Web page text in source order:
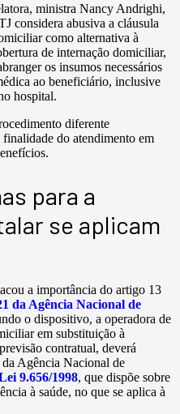
ministra Nancy Andrighi,
considera abusiva a cláusula
como alternativa à
de internação domiciliar,
os insumos necessários
ao beneficiário, inclusive
hospital.
diferente
do atendimento em
para a
se aplicam
a importância do artigo 13
da Agência Nacional de
o dispositivo, a operadora de
em substituição à
contratual, deverá
Agência Nacional de
9.656/1998, que dispõe sobre
à saúde, no que se aplica à